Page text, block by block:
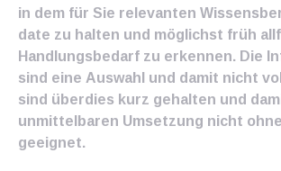
in dem für Sie relevanten
date zu halten und möglichst früh
Handlungsbedarf zu erkennen. Die
sind eine Auswahl und damit nicht
sind überdies kurz gehalten und
unmittelbaren Umsetzung nicht
geeignet.